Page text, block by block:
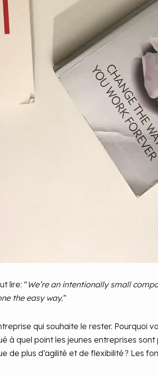
lire: “ We’re an intentionally small
the easy way.”
qui souhaite le rester. Pourquoi
à quel point les jeunes entreprises
de plus d’agilité et de flexibilité ? Les